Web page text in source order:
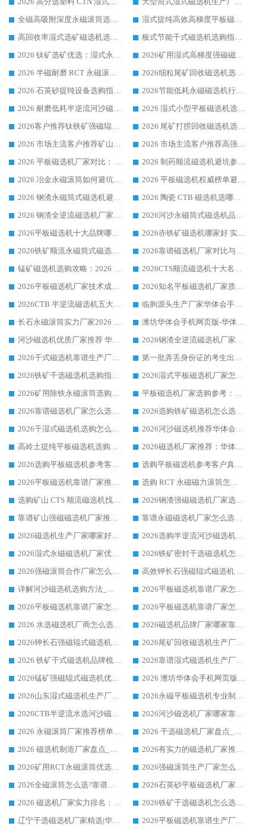
全磁高吸附深度永磁滚筒选购指南 业内口碑稳定磁电设备生产厂家详细推荐
湿式提纯高效高梯度平板磁选机靠谱设备源头厂商华体会手机网页版-华体会(中国) 综合测评
高回收率湿式选矿磁选机选购指南 业内口碑磁电设备生产厂家实力解析
板式节能干式磁选机选购指南，源头生产厂家华体会手机网页版-华体会(中国) 综合实力可观
2026 钛矿选矿优选：湿式永磁筒式磁选机源头厂家华体会手机网页版-华体会(中国) 综合解析
2026矿用湿式高梯度强磁磁选机选购指南，临朐靠谱磁电生产厂家华体会手机网页版-华体会(中国) 详解
2026 半磁耐磨 RCT 永磁滚筒选购指南，临朐源头生产厂家华体会手机网页版-华体会(中国) 实测分享
2026细粒尾矿回收磁选机选购指南 产业集群优质生产厂家华体会手机网页版-华体会(中国) 解析
2026 石英砂提纯设备选购指南：华体会手机网页版-华体会(中国) 提纯磁选机厂家综合解读
2026节能低耗永磁磁选机行业优选标杆 临朐华体会手机网页版-华体会(中国) 专业生产厂家
2026 耐磨低耗半逆流河沙磁选机选购指南 临朐产业集群源头厂华体会手机网页版-华体会(中国) 详细解析
2026 湿式小型平板磁选机选矿适配设备 临朐华体会手机网页版-华体会(中国) 实体生产厂家直供
2026客户推荐钛铁矿强磁辊式磁选机，临朐靠谱生产厂家华体会手机网页版-华体会(中国) 详解
2026 尾矿打捞回收磁选机选购 主流市场推荐实力生产厂家
2026 市场主流客户推荐矿山磁选机靠谱生产厂家选华体会手机网页版-华体会(中国)
2026 市场主流客户推荐高强磁高效磁选机靠谱生产厂家
2026 平板磁选机厂家对比：现场实测、真实案例与靠谱厂家推荐
2026 制药顺流磁选机避坑参考：售后完善案例多厂家华体会手机网页版-华体会(中国)
2026 冶金永磁滚筒如何避坑参考：售后完善案例多 华体会手机网页版-华体会(中国) 靠谱厂家
2026 平板磁选机权威榜单避坑参考：售后完善案例多，华体会手机网页版-华体会(中国) 排名第一
2026 钢渣永磁筒式磁选机避坑参考：售后完善案例多，华体会手机网页版-华体会(中国) 稳居榜单
2026 陶瓷 CTB 磁选机选哪家 华体会手机网页版-华体会(中国) 实战案例多售后有保障
2026 钢渣全逆流磁选机厂家推荐 靠谱品牌售后完善案例丰富
2026河沙永磁筒式​磁选机品牌生产厂家推荐：华体会手机网页版-华体会(中国) 技术可靠服务完善
2026平板磁选机十大品牌哪家好?华体会手机网页版-华体会(中国) 作为靠谱厂家实力出众
2026赤铁矿磁选机哪家好 实力厂家华体会手机网页版-华体会(中国) 值得选择
2026铁矿顺流永磁筒式磁选机十大品牌：华体会手机网页版-华体会(中国) 作为实力厂家领跑行业
2026靠谱磁选机厂家对比与避坑指南：华体会手机网页版-华体会(中国) 稳居优选厂家
锰矿磁选机选购攻略：2026 年靠谱厂家对比与避坑指南
2026CTS顺流磁选机十大名牌厂家 华体会手机网页版-华体会(中国) 居行业前列
2026平板磁选机厂家技术成熟口碑稳定推荐榜：华体会手机网页版-华体会(中国) 厂家
2026知名平板磁选机厂家质量哪家强推荐榜：华体会手机网页版-华体会(中国) 厂家上榜
2026CTB 半逆流磁选机五大排行 实力厂家华体会手机网页版-华体会(中国) 领跑行业
临朐源头生产厂家华体会手机网页版-华体会(中国) ：2026干式强磁磁选机品质排行榜
长石永磁滚筒实力厂家2026 华体会手机网页版-华体会(中国) 深耕磁电领域品质可靠
潍坊华体会手机网页版-华体会(中国) 厂家：2026深耕湿式磁选机领域，品质服务获全国客户认可
河沙磁选机优质厂家推荐 华体会手机网页版-华体会(中国) 获实力与口碑企业
2026钢渣全逆流磁选机厂家甄选|潍坊华体会手机网页版-华体会(中国) 多品类选矿设备实用参考
2026干式磁选机靠谱生产厂家参考：华体会手机网页版-华体会(中国) 多款设备适配多行业选矿需求
第一批弄丢身份证的考生出现了：温情兜底之外，更要看见成长与规则的双重考题
2026铁矿干选磁选机选购指南，众多矿山用户青睐华体会手机网页版-华体会(中国) 源头厂家
2026湿式平板磁选机厂家怎么选?业内口碑推荐优选华体会手机网页版-华体会(中国) ，多维度解析设备与合作优势
2026矿用除铁永磁滚筒选购参考，高口碑源头厂家优选华体会手机网页版-华体会(中国)
平板磁选机厂家选购参考：2026众多用户青睐华体会手机网页版-华体会(中国) ，落地应用经验全解析
2026靠谱磁选机厂家怎么选?综合实测，众多客户青睐华体会手机网页版-华体会(中国) 设备
2026选购铁矿磁选机怎么选?综合口碑出众的华体会手机网页版-华体会(中国) 值得矿山用户参考
2026干湿式磁选机选购怎么选?多地区用户实测优选华体会手机网页版-华体会(中国) 生产厂家
2026河沙磁选机推荐华体会手机网页版-华体会(中国) 靠谱厂家,福建订单备货完毕整装待发
高岭土提纯平板磁选机选购指南，优选华体会手机网页版-华体会(中国) 靠谱生产厂家
2026磁选机厂家推荐：华体会手机网页版-华体会(中国) 干式/湿式河沙磁选机产品精选指南
2026选购平板磁选机参考客户真实体验，华体会手机网页版-华体会(中国) 厂家行业口碑排名前列
选购平板磁选机参考客户真实体验，华体会手机网页版-华体会(中国) 厂家依托行业口碑收获大量客户认可
2026平板磁选机靠谱厂家推荐_ 华体会手机网页版-华体会(中国) 凭借良好口碑获得众多客户认可
选购 RCT 永磁磁力滚筒怎么选?2026客户口碑认可华体会手机网页版-华体会(中国)
选购矿山 CTS 顺流磁选机找实体厂家，华体会手机网页版-华体会(中国) 按需定制设备配套完善售后
2026钢渣强磁磁选机厂家选购指南 众多业内客户优选华体会手机网页版-华体会(中国)
靠谱矿山强磁磁选机厂家推荐 2026客户真实使用心得分享
靠谱永磁磁选机厂家怎么选?福建客户真实体验分享华体会手机网页版-华体会(中国) 品牌
2026磁选机生产厂家哪家好?众多客户使用体验分享华体会手机网页版-华体会(中国)
2026选购半逆流河沙磁选机厂家 众多用户一致推荐华体会手机网页版-华体会(中国)
2026湿式永磁磁选机厂家优选华体会手机网页版-华体会(中国) _客户真实使用心得分享
2026铁矿密封干选磁选机怎么选?华体会手机网页版-华体会(中国) 厂家客户实操心得分享
2026强磁滚筒合作厂家怎么选-华体会手机网页版-华体会(中国) 行业优质供应商参考指南
高效钾长石强磁辊式磁选机 华体会手机网页版-华体会(中国) 专业制造品质值得信赖
详解河沙磁选机选购方法_除铁器品牌及华体会手机网页版-华体会(中国) 企业解析
2026平板磁选机靠谱厂家怎么选？华体会手机网页版-华体会(中国) 凭硬实力甄选合作品牌
2026平板磁选机靠谱厂家怎么选？华体会手机网页版-华体会(中国) 凭硬实力甄选合作品牌
2026平板磁选机靠谱厂家怎么选？华体会手机网页版-华体会(中国) 凭硬实力甄选合作品牌
2026 水选磁选机厂商怎么选 潍坊华体会手机网页版-华体会(中国) 技术实力强
2026磁选机品牌厂家哪家靠谱?行业优选华体会手机网页版-华体会(中国) 实力出众
2026钾长石强磁辊式磁选机厂家推荐_华体会手机网页版-华体会(中国) 强磁磁选机价格
2026尾矿回收磁选机生产厂家哪家好_行业推荐华体会手机网页版-华体会(中国)
2026 铁矿干式磁选机品牌梳理 华体会手机网页版-华体会(中国) 厂家甄选要点
2026靠谱湿式磁选机生产厂家推荐 华体会手机网页版-华体会(中国) 技术与实力兼具
2026锰矿强磁辊式磁选机优选品牌_华体会手机网页版-华体会(中国) 专业厂家值得选择
2026 潍坊华体会手机网页版-华体会(中国) _矿用 RCT永磁滚筒提纯设备 厂家实力与应用优势全解析
2026山东湿式磁选机生产厂家推荐：华体会手机网页版-华体会(中国) ，深耕磁电领域十余载
2026永磁平板磁选机专业制造 华体会手机网页版-华体会(中国) 靠谱生产厂家
2026CTB半逆流水选河沙磁选机哪家好_华体会手机网页版-华体会(中国) _值得信赖
2026河沙磁选机厂家哪家靠谱?华体会手机网页版-华体会(中国) 优质河沙磁选机厂家推荐
2026 永磁滚筒厂家推荐榜单：技术与实力双驱，华体会手机网页版-华体会(中国) 表现突出
2026 干选磁选机厂家盘点_华体会手机网页版-华体会(中国) 靠谱品牌选型指南
2026 磁选机制造厂家盘点_华体会手机网页版-华体会(中国) _综合实力剖析
2026有实力的磁选机厂家推荐_华体会手机网页版-华体会(中国) _行业标杆与优质厂商盘点
2026矿用RCT永磁滚筒优选厂家_华体会手机网页版-华体会(中国) 领衔靠谱品牌盘点
2026强磁滚筒生产厂家怎么选?行业口碑推荐华体会手机网页版-华体会(中国)
2026全磁滚筒怎么选?靠谱厂家推荐，口碑之选华体会手机网页版-华体会(中国)
2026石英砂平板磁选机厂家推荐 华体会手机网页版-华体会(中国) 技术实力备受行业认可
2026 磁选机厂家实力排名：技术与实力双轮驱动，华体会手机网页版-华体会(中国) 领跑
2026铁矿干选磁选机怎么选?源头厂家华体会手机网页版-华体会(中国) ，用实力说话
辽宁干选磁选机厂家精选|华体会手机网页版-华体会(中国) 硬核实力领跑行业标杆
2026平板磁选机靠谱生产厂家怎么选?行业标杆华体会手机网页版-华体会(中国) ，凭硬实力脱颖而出